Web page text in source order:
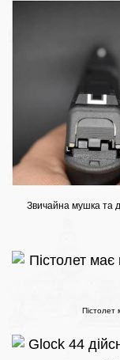
Звичайна мушка та
Пістолет